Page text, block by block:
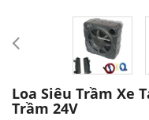
Loa Siêu Trầm Xe
Trầm 24V